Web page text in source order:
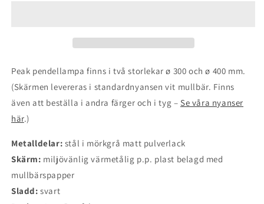
Peak pendellampa finns i två storlekarø 300 och ø 400 mm.
(Skärmen levereras i standardnyansen vit mullbär. Finns
även att beställa i andra färger och i tyg –Se våra nyanser
här.)
Metalldelar: stål i mörkgrå matt pulverlack
Skärm: miljövänlig värmetålig p.p. plast belagd med
mullbärspapper
Sladd:svart